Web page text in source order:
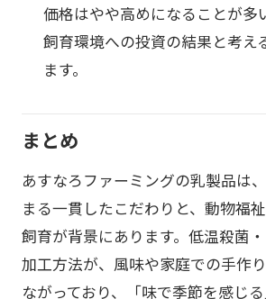
価格はやや高めになることが多
飼育環境への投資の結果と考え
ます。
まとめ
あすなろファーミングの乳製品は
まる一貫したこだわりと、動物福
飼育が背景にあります。低温殺菌
加工方法が、風味や家庭での手作
ながっており、「味で季節を感じ